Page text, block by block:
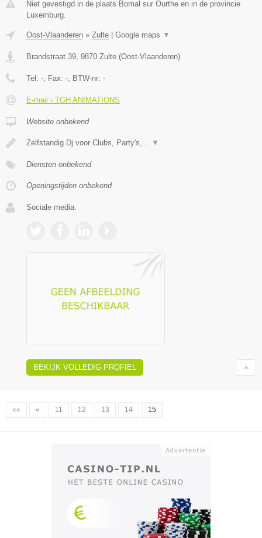
Niet gevestigd in de plaats Bomal sur Ourthe en in de provincie
Luxemburg.
Oost-Vlaanderen » Zulte Google maps ▼
Brandstraat 39 9870 Zulte (Oost-Vlaanderen)
Tel: - , Fax: - , BTW-nr: -
E-mail › TGH ANIMATIONS
Website onbekend
Zelfstandig Dj voor Clubs, Party's,... ▼
Diensten onbekend
Openingstijden onbekend
Sociale media:
BEKIJK VOLLEDIG PROFIEL
«« « 11 12 13 14 15